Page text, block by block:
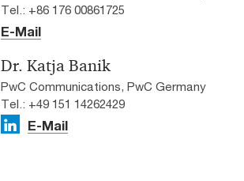
Tel.: +86 176 00861725
E-Mail
Dr. Katja Banik
PwC Communications, PwC Germany
Tel.: +49 151 14262429
E-Mail